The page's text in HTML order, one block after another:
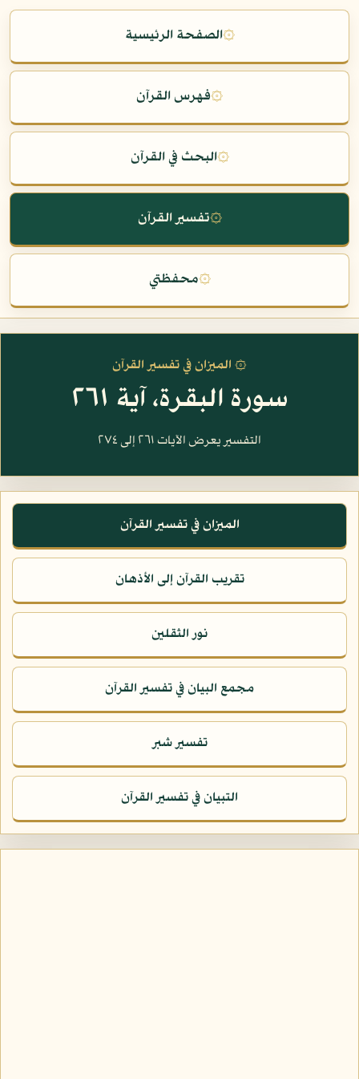
۞الصفحة الرئيسية
۞فهرس القرآن
۞البحث في القرآن
۞تفسير القرآن
۞محفظتي
۞ الميزان في تفسير القرآن
سورة البقرة، آية ٢٦١
التفسير يعرض الآيات ٢٦١ إلى ٢٧٤
الميزان في تفسير القرآن
تقريب القرآن إلى الأذهان
نور الثقلين
مجمع البيان في تفسير القرآن
تفسير شبر
التبيان في تفسير القرآن